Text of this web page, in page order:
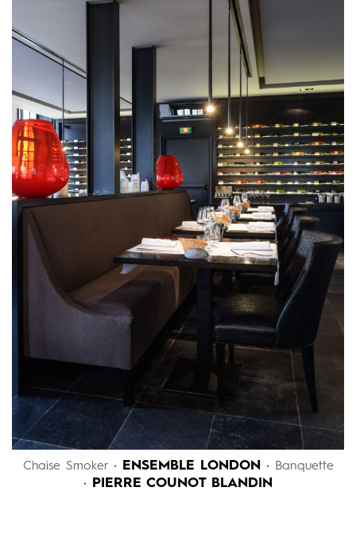
Chaise Smoker • ENSEMBLE LONDON • Banquette
• PIERRE COUNOT BLANDIN